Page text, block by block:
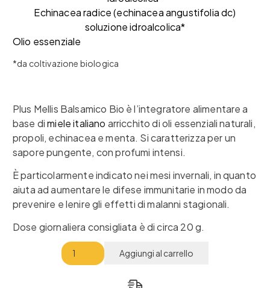
Echinacea radice (echinacea angustifolia dc)
soluzione idroalcolica*
Olio essenziale
*da coltivazione biologica
Plus Mellis Balsamico Bio è l’integratore alimentare a
base dimiele italiano arricchito di oli essenziali naturali,
propoli, echinacea e menta. Si caratterizza per un
sapore pungente, con profumi intensi.
È particolarmente indicato nei mesi invernali, in quanto
aiuta ad aumentare le difese immunitarie in modo da
prevenire e lenire gli effetti di malanni stagionali.
Dose giornaliera consigliata è di circa 20 g.
Plus
Mellis
Aggiungi al carrello